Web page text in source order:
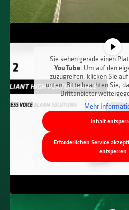
Sie sehen gerade einen
YouTube. Um auf den
zuzugreifen, klicken Sie
unten. Bitte beachten Sie,
Drittanbieter
Mehr
Inhalt
Erforderlichen Service
entsperren